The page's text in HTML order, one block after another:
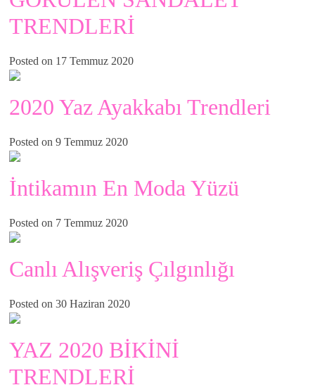
TRENDLERİ
Posted on 17 Temmuz 2020
2020 Yaz Ayakkabı Trendleri
Posted on 9 Temmuz 2020
İntikamın En Moda Yüzü
Posted on 7 Temmuz 2020
Canlı Alışveriş Çılgınlığı
Posted on 30 Haziran 2020
YAZ 2020 BİKİNİ
TRENDLERİ